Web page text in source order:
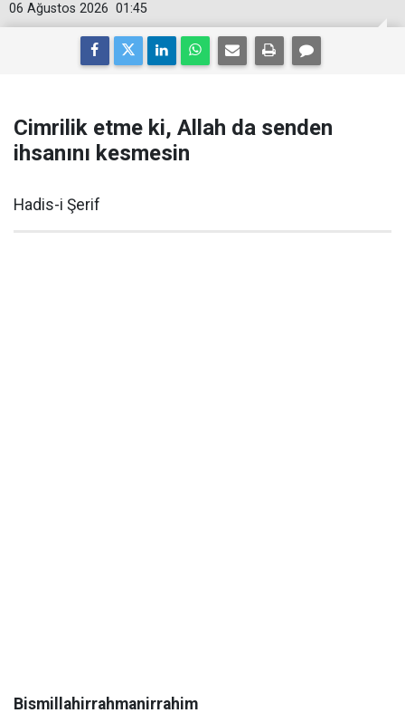
01:45
06 Ağustos 2026
Cimrilik etme ki, Allah da senden
ihsanını kesmesin
Hadis-i Şerif
Bismillahirrahmanirrahim